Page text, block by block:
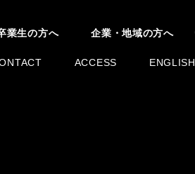
業生の方へ 企業・地域の方へ
ACCESS ENGLISH